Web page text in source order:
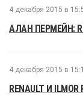
4 декабря 2015 в
АЛАН ПЕРМЕЙН:
4 декабря 2015 в
RENAULT И